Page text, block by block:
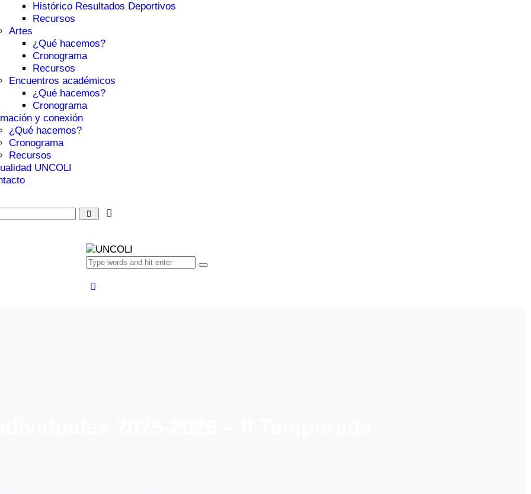
Histórico Resultados Deportivos
Recursos
Artes
¿Qué hacemos?
Cronograma
Recursos
Encuentros académicos
¿Qué hacemos?
Cronograma
y conexión
¿Qué hacemos?
Cronograma
Recursos
UNCOLI